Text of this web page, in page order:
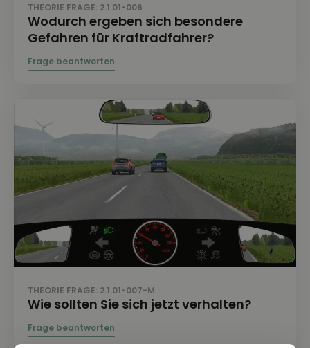
THEORIE FRAGE: 2.1.01-006
Wodurch ergeben sich besondere
Gefahren für Kraftradfahrer?
THEORIE FRAGE: 2.1.01-007-M
Wie sollten Sie sich jetzt verhalten?